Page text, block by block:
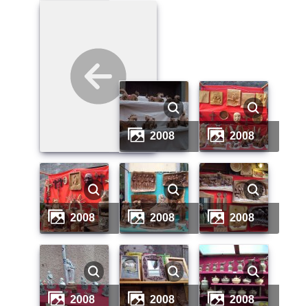
2008 2008
2008 2008 2008
2008 2008 2008